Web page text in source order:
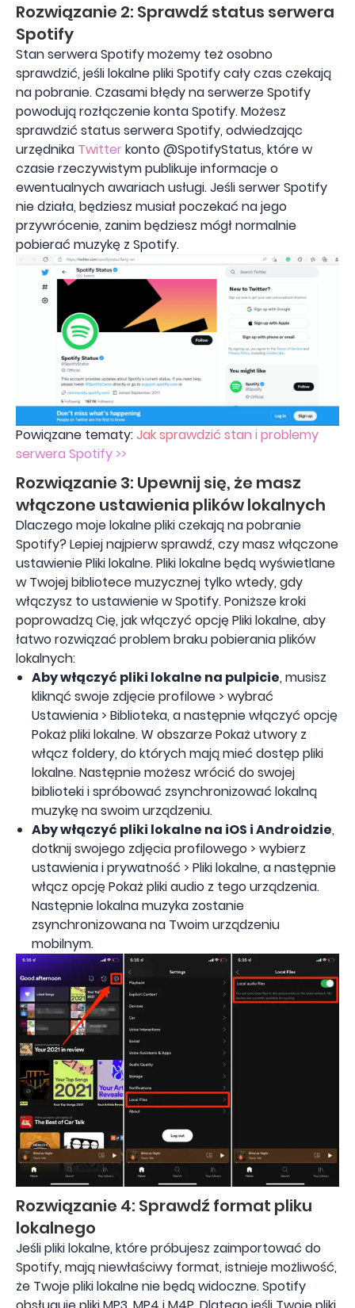
Rozwiązanie 2: Sprawdź status serwera
Spotify
Stan serwera Spotify możemy też osobno
sprawdzić, jeśli lokalne pliki Spotify cały czas czekają
na pobranie. Czasami błędy na serwerze Spotify
powodują rozłączenie konta Spotify. Możesz
sprawdzić status serwera Spotify, odwiedzając
urzędnika Twitter konto @SpotifyStatus, które w
czasie rzeczywistym publikuje informacje o
ewentualnych awariach usługi. Jeśli serwer Spotify
nie działa, będziesz musiał poczekać na jego
przywrócenie, zanim będziesz mógł normalnie
pobierać muzykę z Spotify.
Powiązane tematy:Jak sprawdzić stan i problemy
serwera Spotify >>
Rozwiązanie 3: Upewnij się, że masz
włączone ustawienia plików lokalnych
Dlaczego moje lokalne pliki czekają na pobranie
Spotify? Lepiej najpierw sprawdź, czy masz włączone
ustawienie Pliki lokalne. Pliki lokalne będą wyświetlane
w Twojej bibliotece muzycznej tylko wtedy, gdy
włączysz to ustawienie w Spotify. Poniższe kroki
poprowadzą Cię, jak włączyć opcję Pliki lokalne, aby
łatwo rozwiązać problem braku pobierania plików
lokalnych:
Aby włączyć pliki lokalne na pulpicie, musisz
kliknąć swoje zdjęcie profilowe > wybrać
Ustawienia > Biblioteka, a następnie włączyć opcję
Pokaż pliki lokalne. W obszarze Pokaż utwory z
włącz foldery, do których mają mieć dostęp pliki
lokalne. Następnie możesz wrócić do swojej
biblioteki i spróbować zsynchronizować lokalną
muzykę na swoim urządzeniu.
Aby włączyć pliki lokalne na iOS i Androidzie,
dotknij swojego zdjęcia profilowego > wybierz
ustawienia i prywatność > Pliki lokalne, a następnie
włącz opcję Pokaż pliki audio z tego urządzenia.
Następnie lokalna muzyka zostanie
zsynchronizowana na Twoim urządzeniu
mobilnym.
Rozwiązanie 4: Sprawdź format pliku
lokalnego
Jeśli pliki lokalne, które próbujesz zaimportować do
Spotify, mają niewłaściwy format, istnieje możliwość,
że Twoje pliki lokalne nie będą widoczne. Spotify